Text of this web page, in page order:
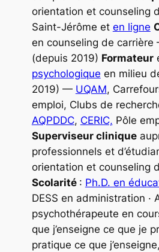
orientation et counseling
Saint-Jérôme et en ligne
en counseling de carrière
(depuis 2019) Formateur
psychologique en milieu
2019) — UQAM,
emploi, Clubs de
AQPDDC, CERIC, Pôle
Superviseur clinique
professionnels et
orientation et counseling
Scolarité : Ph.D. en
DESS en administration ·
psychothérapeute en
que j’enseigne ce que je
pratique ce que